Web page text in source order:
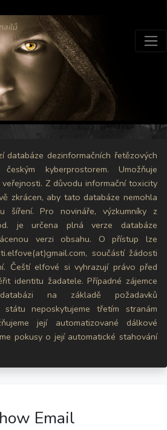
databáze dezinformačních řetězových
kyberprostorem. Umožňuje
Z důvodu informační toxicity
zkrácen, aby tato databáze nemohla
šíření. Pro novináře, výzkumníky z
je určena plná verze databáze
verzi obsahu. O přístup lze
součástí žádosti
Čeští elfové si vyhrazují právo před
identitu žadatele. Případné zájemce
na základě požadavků
státu neposkytujeme třetím stranám
její automatizované dálkové
pokusy o její automatické stahování
Email